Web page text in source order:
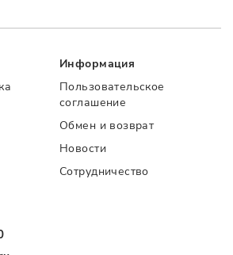
Информация
Пользовательское
соглашение
Обмен и возврат
Новости
Сотрудничество